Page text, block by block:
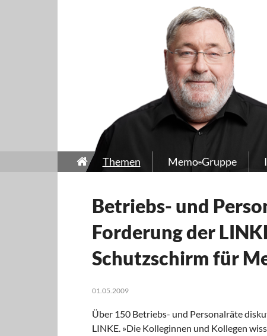
Themen Memo-Gruppe
Betriebs- und
Forderung der
Schutzschirm für
01.05.2009
Über 150 Betriebs- und Personalräte
LINKE. »Die Kolleginnen und Kollegen